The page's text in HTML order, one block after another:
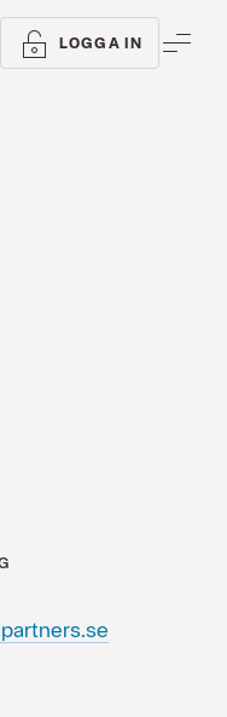
SÖK LOGGA IN